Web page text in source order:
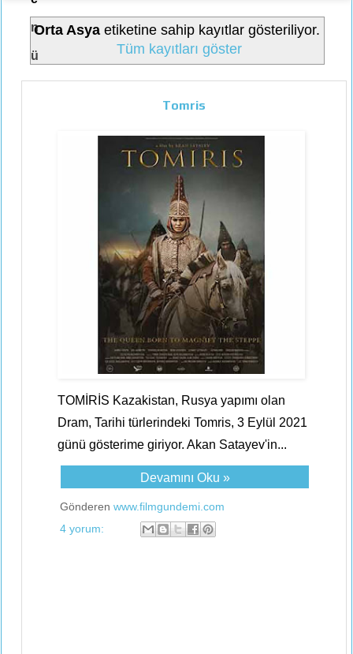
n
ü
Orta Asyaetiketine sahip kayıtlar gösteriliyor.
Tüm kayıtları göster
Tomris
TOMİRİS Kazakistan, Rusya yapımı olan
Dram, Tarihi türlerindeki Tomris, 3 Eylül 2021
günü gösterime giriyor. Akan Satayev'in...
Devamını Oku »
Gönderen www.filmgundemi.com
4 yorum: